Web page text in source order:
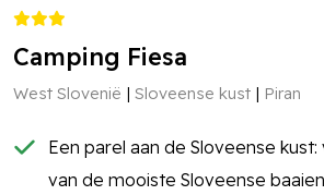
Camping Fiesa
West Slovenië Sloveense kust Piran
Een parel aan de Sloveense
van de mooiste Sloveense baaien